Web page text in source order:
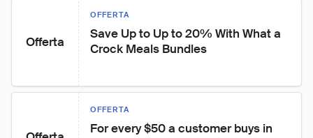
Offerta
OFFERTA
Save Up to Up to 20% With What a
Crock Meals Bundles
OFFERTA
For every $50 a customer buys in